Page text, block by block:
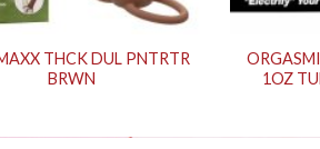
THCK DUL PNTRTR
BRWN
1OZ